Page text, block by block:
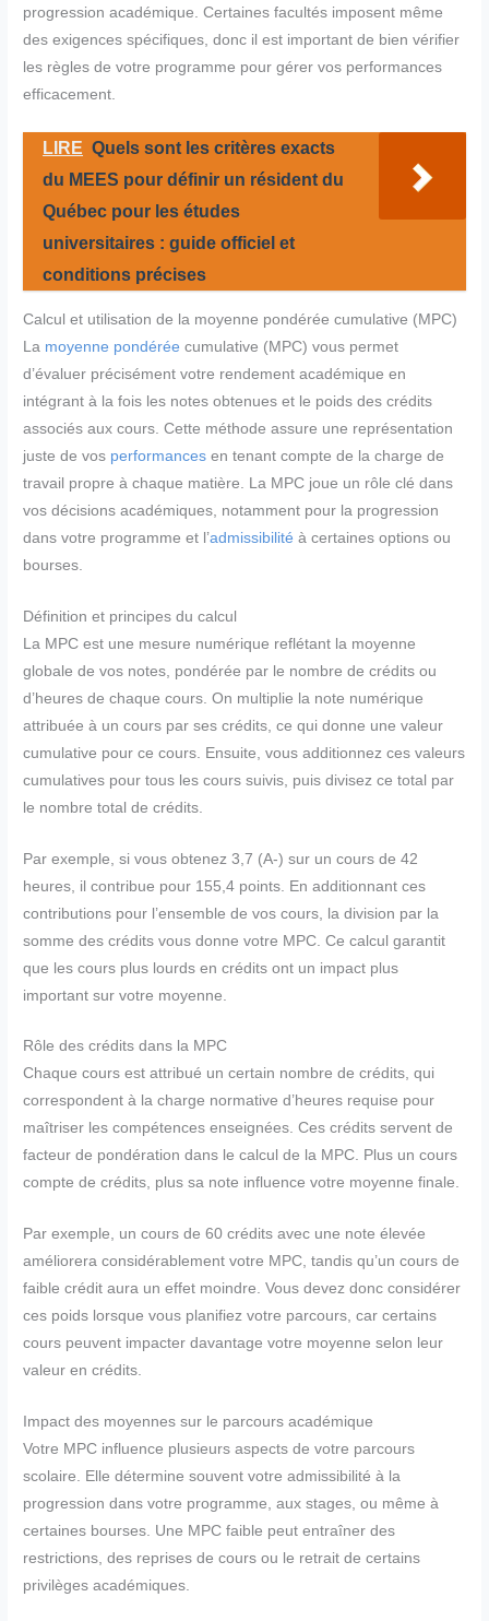
progression académique. Certaines facultés imposent même
des exigences spécifiques, donc il est important de bien vérifier
les règles de votre programme pour gérer vos performances
efficacement.
LIRE Quels sont les critères exacts
du MEES pour définir un résident du
Québec pour les études
universitaires : guide officiel et
conditions précises
Calcul et utilisation de la moyenne pondérée cumulative (MPC)
La moyenne pondérée cumulative (MPC) vous permet
d’évaluer précisément votre rendement académique en
intégrant à la fois les notes obtenues et le poids des crédits
associés aux cours. Cette méthode assure une représentation
juste de vos performances en tenant compte de la charge de
travail propre à chaque matière. La MPC joue un rôle clé dans
vos décisions académiques, notamment pour la progression
dans votre programme et l’admissibilité à certaines options ou
bourses.
Définition et principes du calcul
La MPC est une mesure numérique reflétant la moyenne
globale de vos notes, pondérée par le nombre de crédits ou
d’heures de chaque cours. On multiplie la note numérique
attribuée à un cours par ses crédits, ce qui donne une valeur
cumulative pour ce cours. Ensuite, vous additionnez ces valeurs
cumulatives pour tous les cours suivis, puis divisez ce total par
le nombre total de crédits.
Par exemple, si vous obtenez 3,7 (A-) sur un cours de 42
heures, il contribue pour 155,4 points. En additionnant ces
contributions pour l’ensemble de vos cours, la division par la
somme des crédits vous donne votre MPC. Ce calcul garantit
que les cours plus lourds en crédits ont un impact plus
important sur votre moyenne.
Rôle des crédits dans la MPC
Chaque cours est attribué un certain nombre de crédits, qui
correspondent à la charge normative d’heures requise pour
maîtriser les compétences enseignées. Ces crédits servent de
facteur de pondération dans le calcul de la MPC. Plus un cours
compte de crédits, plus sa note influence votre moyenne finale.
Par exemple, un cours de 60 crédits avec une note élevée
améliorera considérablement votre MPC, tandis qu’un cours de
faible crédit aura un effet moindre. Vous devez donc considérer
ces poids lorsque vous planifiez votre parcours, car certains
cours peuvent impacter davantage votre moyenne selon leur
valeur en crédits.
Impact des moyennes sur le parcours académique
Votre MPC influence plusieurs aspects de votre parcours
scolaire. Elle détermine souvent votre admissibilité à la
progression dans votre programme, aux stages, ou même à
certaines bourses. Une MPC faible peut entraîner des
restrictions, des reprises de cours ou le retrait de certains
privilèges académiques.